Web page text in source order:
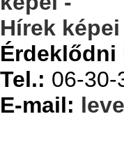
Érdeklődni
Tel.: 06-30-
E-mail: